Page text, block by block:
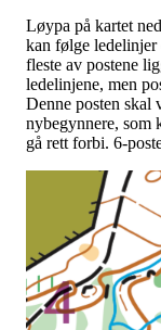
Løypa på kartet
kan følge ledelinjer
fleste av postene
ledelinjene, men
Denne posten skal
nybegynnere, som
gå rett forbi. 6-